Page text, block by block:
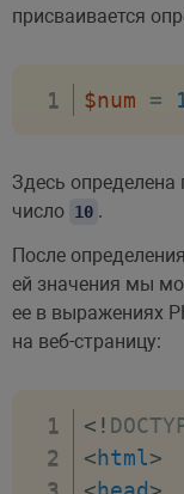
присваивается
$num =
Здесь определена
число 10 .
После
ей значения мы
ее в выражениях
на веб-страницу:
<!
<html>